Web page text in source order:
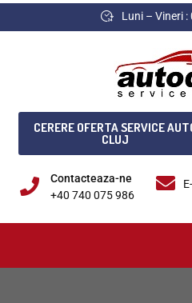
Luni – Vineri :
CERERE OFERTA SERVICE
CLUJ
Contacteaza-ne
+40 740 075 986